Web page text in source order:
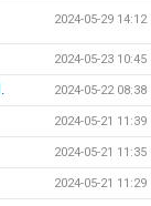
2024-05-29 14:12
2024-05-23 10:45
2024-05-22 08:38
2024-05-21 11:39
2024-05-21 11:35
2024-05-21 11:29